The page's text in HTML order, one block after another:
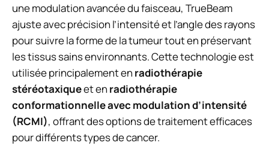
une modulation avancée du faisceau, TrueBeam
ajuste avec précision l’intensité et l’angle des rayons
pour suivre la forme de la tumeur tout en préservant
les tissus sains environnants. Cette technologie est
utilisée principalement en radiothérapie
stéréotaxiqueet en radiothérapie
conformationnelle avec modulation d’intensité
(RCMI), offrant des options de traitement efficaces
pour différents types de cancer.